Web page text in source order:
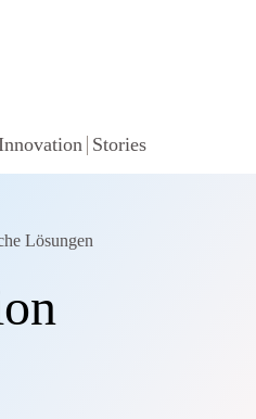
Stories
Lösungen